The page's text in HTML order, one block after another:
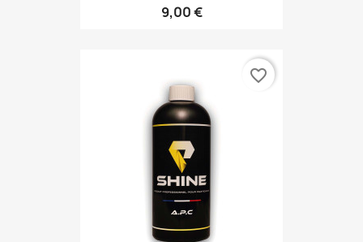
9,00 €
favorite_border